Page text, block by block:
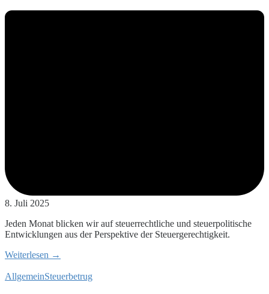
8. Juli 2025
Jeden Monat blicken wir auf steuerrechtliche und steuerpolitische
Entwicklungen aus der Perspektive der Steuergerechtigkeit.
Weiterlesen →
AllgemeinSteuerbetrug